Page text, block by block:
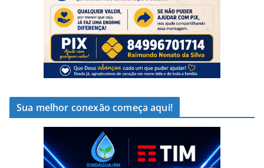
Sua melhor conexão começa aqui!